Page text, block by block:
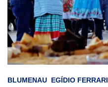
BLUMENAU EGÍDIO FERRARI